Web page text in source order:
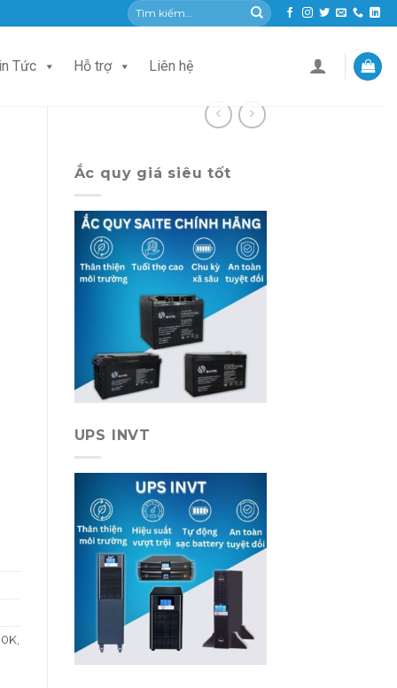
Tìm
kiếm:
Tức Hỗ trợ Liên hệ
Ắc quy giá siêu tốt
UPS INVT
,